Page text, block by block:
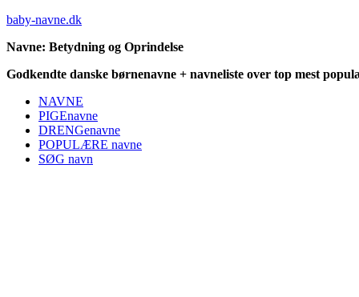
baby-navne.dk
Navne: Betydning og Oprindelse
Godkendte danske børnenavne + navneliste over top mest
NAVNE
PIGEnavne
DRENGenavne
POPULÆRE navne
SØG navn